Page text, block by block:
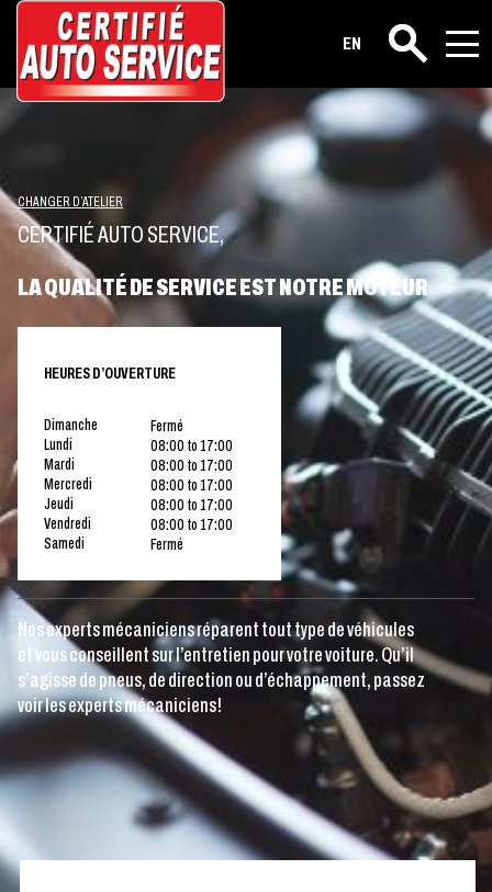
EN Rechercher
CHANGER D’ATELIER
CERTIFIÉ AUTO SERVICE,
LA QUALITÉ DE SERVICE EST NOTRE MOTEUR
HEURES D’OUVERTURE
Dimanche
Fermé
Lundi
08:00 to 17:00
Mardi
08:00 to 17:00
Mercredi
08:00 to 17:00
Jeudi
08:00 to 17:00
Vendredi
08:00 to 17:00
Samedi
Fermé
Nos experts mécaniciens réparent tout type de véhicules
et vous conseillent sur l’entretien pour votre voiture. Qu’il
s’agisse de pneus, de direction ou d’échappement, passez
voir les experts mécaniciens!